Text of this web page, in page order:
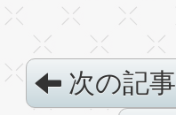
次の記事